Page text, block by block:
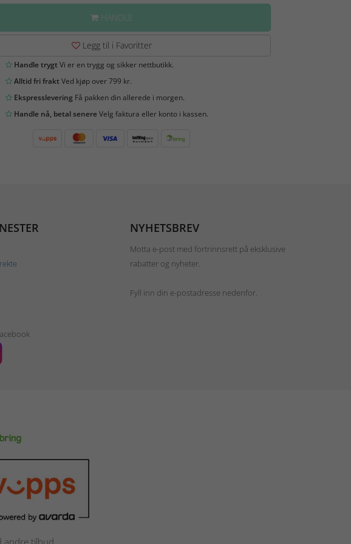
HANDLE
Legg til i Favoritter
Handle trygtVi er en trygg og sikker nettbutikk.
Alltid fri fraktVed kjøp over 799 kr.
EkspressleveringFå pakken din allerede i morgen.
Handle nå, betal senereVelg faktura eller konto i kassen.
NYHETSBREV
Motta e-post med fortrinnsrett på eksklusive
rabatter og nyheter.
Fyll inn din e-postadresse nedenfor.
andre tilbud.